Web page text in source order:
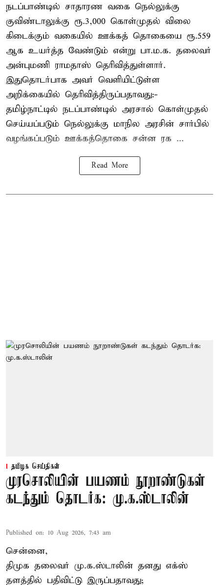
நடப்பாண்டில் சாதாரண வகை நெல்லுக்கு
குவிண்டாலுக்கு ரூ.3,000 கொள்முதல் விலை
கிடைக்கும் வகையில் ஊக்கத் தொகையை ரூ.559
ஆக உயர்த்த வேண்டும் என்று பா.ம.க. தலைவர்
அன்புமணி ராமதாஸ் தெரிவித்துள்ளார்.
இதுதொடர்பாக அவர் வெளியிட்டுள்ள
அறிக்கையில் தெரிவித்திருப்பதாவது:-
தமிழ்நாட்டில் நடப்பாண்டில் அரசால் கொள்முதல்
செய்யப்படும் நெல்லுக்கு மாநில அரசின் சார்பில்
வழங்கப்படும் ஊக்கத்தொகை சன்ன ரக ...
Read More
தமிழக செய்திகள்
முரசொலியின் பயணம் நூறாண்டுகள்
கடந்தும் தொடர்க: மு.க.ஸ்டாலின்
Published on: 10 Aug 2026, 7:43 am
சென்னை,
திமுக தலைவர் மு.க.ஸ்டாலின் தனது எக்ஸ்
தளத்தில் பதிவிட்டு இருப்பதாவது;